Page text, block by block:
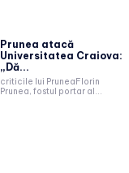
Prunea atacă
Universitatea Craiova:
„Dă...
criticile lui PruneaFlorin
Prunea, fostul portar al...